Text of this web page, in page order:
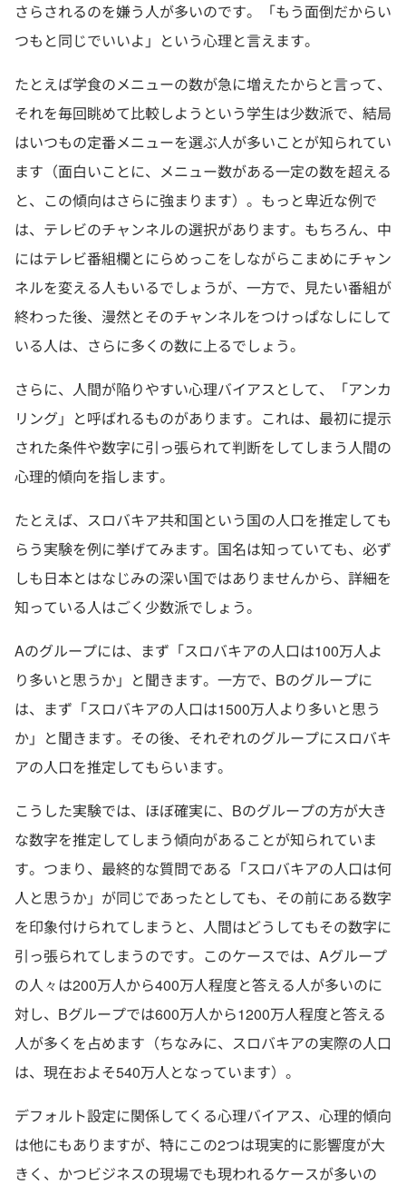
さらされるのを嫌う人が多いのです。「もう面倒だからい
つもと同じでいいよ」という心理と言えます。
たとえば学食のメニューの数が急に増えたからと言って、
それを毎回眺めて比較しようという学生は少数派で、結局
はいつもの定番メニューを選ぶ人が多いことが知られてい
ます（面白いことに、メニュー数がある一定の数を超える
と、この傾向はさらに強まります）。もっと卑近な例で
は、テレビのチャンネルの選択があります。もちろん、中
にはテレビ番組欄とにらめっこをしながらこまめにチャン
ネルを変える人もいるでしょうが、一方で、見たい番組が
終わった後、漫然とそのチャンネルをつけっぱなしにして
いる人は、さらに多くの数に上るでしょう。
さらに、人間が陥りやすい心理バイアスとして、「アンカ
リング」と呼ばれるものがあります。これは、最初に提示
された条件や数字に引っ張られて判断をしてしまう人間の
心理的傾向を指します。
たとえば、スロバキア共和国という国の人口を推定しても
らう実験を例に挙げてみます。国名は知っていても、必ず
しも日本とはなじみの深い国ではありませんから、詳細を
知っている人はごく少数派でしょう。
Aのグループには、まず「スロバキアの人口は100万人よ
り多いと思うか」と聞きます。一方で、Bのグループに
は、まず「スロバキアの人口は1500万人より多いと思う
か」と聞きます。その後、それぞれのグループにスロバキ
アの人口を推定してもらいます。
こうした実験では、ほぼ確実に、Bのグループの方が大き
な数字を推定してしまう傾向があることが知られていま
す。つまり、最終的な質問である「スロバキアの人口は何
人と思うか」が同じであったとしても、その前にある数字
を印象付けられてしまうと、人間はどうしてもその数字に
引っ張られてしまうのです。このケースでは、Aグループ
の人々は200万人から400万人程度と答える人が多いのに
対し、Bグループでは600万人から1200万人程度と答える
人が多くを占めます（ちなみに、スロバキアの実際の人口
は、現在およそ540万人となっています）。
デフォルト設定に関係してくる心理バイアス、心理的傾向
は他にもありますが、特にこの2つは現実的に影響度が大
きく、かつビジネスの現場でも現われるケースが多いの